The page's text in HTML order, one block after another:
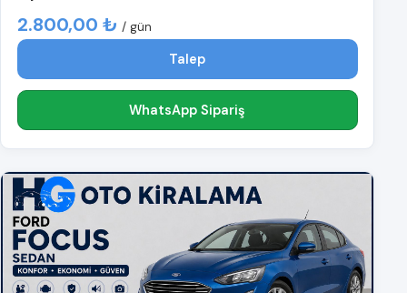
2.800,00 ₺ / gün
Talep
WhatsApp Sipariş